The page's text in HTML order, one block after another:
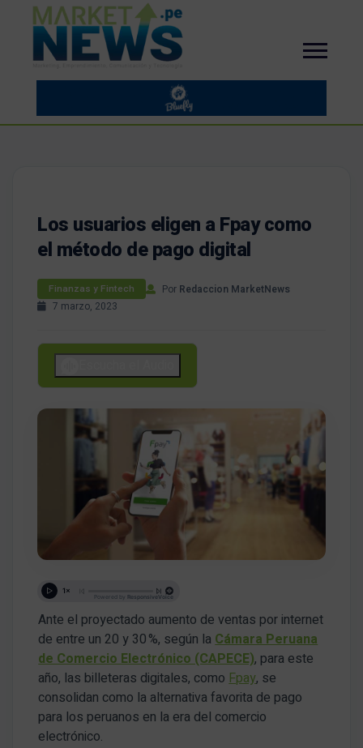
Los usuarios eligen a Fpay como
el método de pago digital
Finanzas y Fintech Por Redaccion MarketNews
7 marzo, 2023
Ante el proyectado aumento de ventas por internet
de entre un 20 y 30 %, según laCámara Peruana
de Comercio Electrónico (CAPECE), para este
año, las billeteras digitales, comoFpay, se
consolidan como la alternativa favorita de pago
para los peruanos en la era del comercio
electrónico.